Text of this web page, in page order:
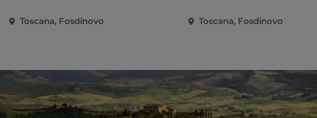
Toscana, Fosdinovo Toscana, Fosdinovo